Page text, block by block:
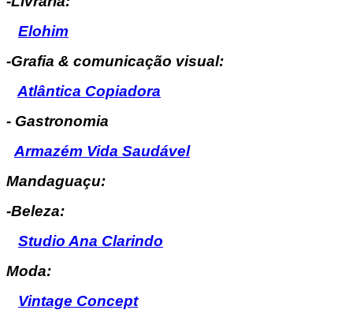
Elohim
-Grafia & comunicação visual:
Atlântica Copiadora
- Gastronomia
Armazém Vida Saudável
Mandaguaçu:
-Beleza:
Studio Ana Clarindo
Moda:
Vintage Concept